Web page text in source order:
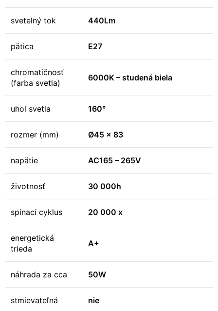
svetelný tok 440Lm
pätica E27
chromatičnosť
(farba svetla)
6000K – studená biela
uhol svetla 160°
rozmer (mm) Ø45 x 83
napätie AC165 – 265V
životnosť 30 000h
spínací cyklus 20 000 x
energetická
trieda
A+
náhrada za cca 50W
stmievateľná nie